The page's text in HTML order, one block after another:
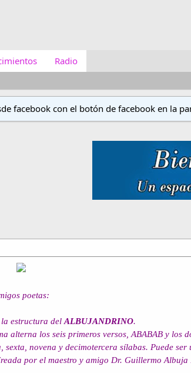
Radio
facebook con el botón de facebook en la
poetas:
estructura del ALBUJANDRINO.
alterna los seis primeros versos, ABABAB y los
novena y decimotercera sílabas. Puede ser
por el maestro y amigo Dr. Guillermo Albuja